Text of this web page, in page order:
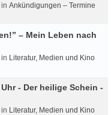
Ankündigungen – Termine
– Mein Leben nach
Literatur, Medien und Kino
- Der heilige Schein -
Literatur, Medien und Kino